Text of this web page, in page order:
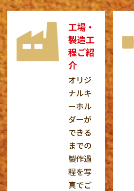
工場・
製造工
程ご紹
介
オリジ
ナルキ
ーホル
ダーが
できる
までの
製作過
程を写
真でご